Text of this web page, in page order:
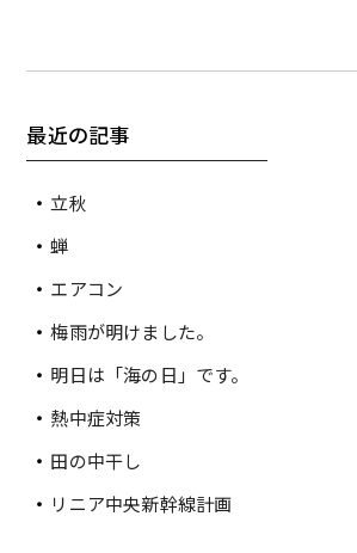
最近の記事
立秋
蝉
エアコン
梅雨が明けました。
明日は「海の日」です。
熱中症対策
田の中干し
リニア中央新幹線計画